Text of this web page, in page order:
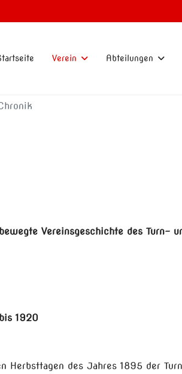
Verein Abteilungen
Vereinsgeschichte des Turn-
1920
des Jahres 1895 der